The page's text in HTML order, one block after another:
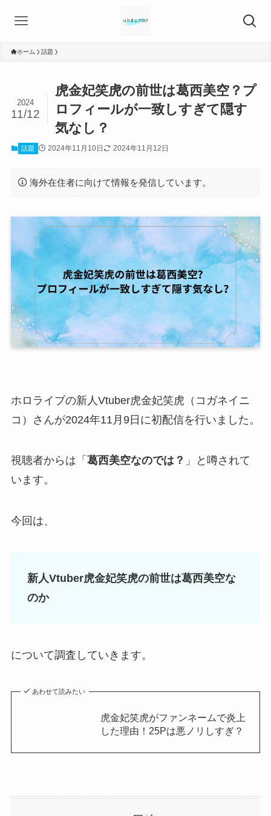
ホーム 話題
虎金妃笑虎の前世は葛西美空？プ
ロフィールが一致しすぎて隠す
気なし？
2024
11/12
話題 2024年11月10日 2024年11月12日
海外在住者に向けて情報を発信しています。
ホロライブの新人Vtuber虎金妃笑虎（コガネイニ
コ）さんが2024年11月9日に初配信を行いました。
視聴者からは「 葛西美空なのでは？ 」と噂されて
います。
今回は、
新人Vtuber虎金妃笑虎の前世は葛西美空な
のか
について調査していきます。
あわせて読みたい
虎金妃笑虎がファンネームで炎上
した理由！25Pは悪ノリしすぎ？